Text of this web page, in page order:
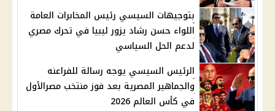
بتوجيهات السيسي رئيس المخابرات العامة
اللواء حسن رشاد يزور ليبيا في تحرك مصري
لدعم الحل السياسي
الرئيس السيسي يوجه رسالة للفراعنه
والجماهير المصرية بعد فوز منتخب مصرالأول
في كأس العالم 2026